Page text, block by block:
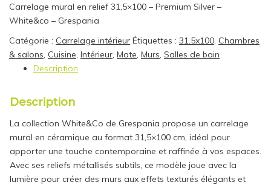
Carrelage mural en relief 31,5×100 – Premium Silver –
White&co – Grespania
Catégorie : Carrelage intérieur Étiquettes : 31.5x100, Chambres
& salons, Cuisine, Intérieur, Mate, Murs, Salles de bain
Description
Description
La collection White&Co de Grespania propose un carrelage
mural en céramique au format 31,5×100 cm, idéal pour
apporter une touche contemporaine et raffinée à vos espaces.
Avec ses reliefs métallisés subtils, ce modèle joue avec la
lumière pour créer des murs aux effets texturés élégants et